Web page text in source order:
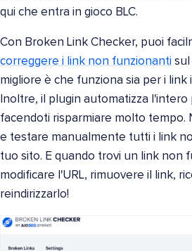
qui che entra in gioco BLC.
Con Broken Link Checker, puoi
correggere i link non funzionanti sul
migliore è che funziona sia per i
Inoltre, il plugin automatizza l'intero
facendoti risparmiare molto tempo.
e testare manualmente tutti i link
tuo sito. E quando trovi un link non
modificare l'URL, rimuovere il link,
reindirizzarlo!